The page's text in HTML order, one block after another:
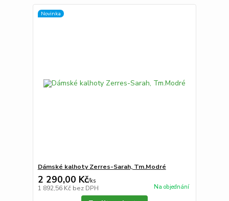
Novinka
Dámské kalhoty Zerres-Sarah, Tm.Modré
2 290,00 Kč/ks
1 892,56 Kč bez DPH Na objednání